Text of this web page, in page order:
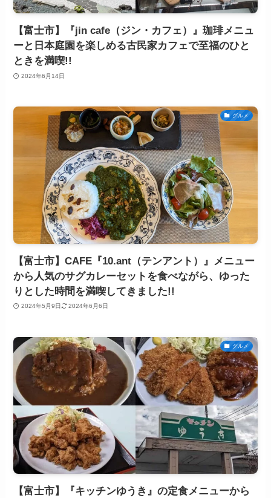
【富士市】『jin cafe（ジン・カフェ）』珈琲メニュ
ーと日本庭園を楽しめる古民家カフェで至福のひと
ときを満喫!!
2024年6月14日
グルメ
【富士市】CAFE『10.ant（テンアント）』メニュー
から人気のサグカレーセットを食べながら、ゆった
りとした時間を満喫してきました!!
2024年5月9日 2024年6月6日
グルメ
【富士市】『キッチンゆうき』の定食メニューから